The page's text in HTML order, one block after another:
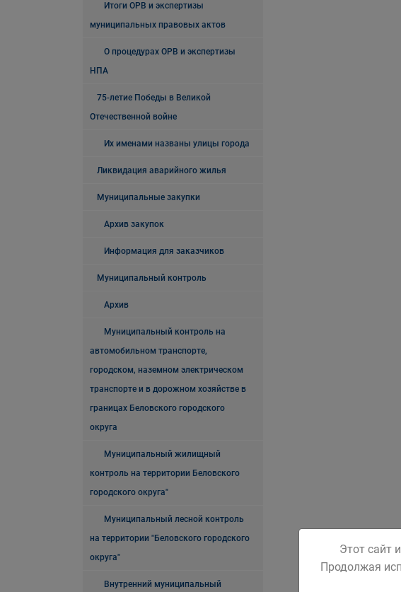
Итоги ОРВ и экспертизы
муниципальных правовых актов
О процедурах ОРВ и экспертизы
НПА
75-летие Победы в Великой
Отечественной войне
Их именами названы улицы города
Ликвидация аварийного жилья
Муниципальные закупки
Архив закупок
Информация для заказчиков
Муниципальный контроль
Архив
Муниципальный контроль на
автомобильном транспорте,
городском, наземном электрическом
транспорте и в дорожном хозяйстве в
границах Беловского городского
округа
Муниципальный жилищный
контроль на территории Беловского
городского округа"
Муниципальный лесной контроль
на территории "Беловского городского
округа"
Внутренний муниципальный
Этот сайт
Продолжая